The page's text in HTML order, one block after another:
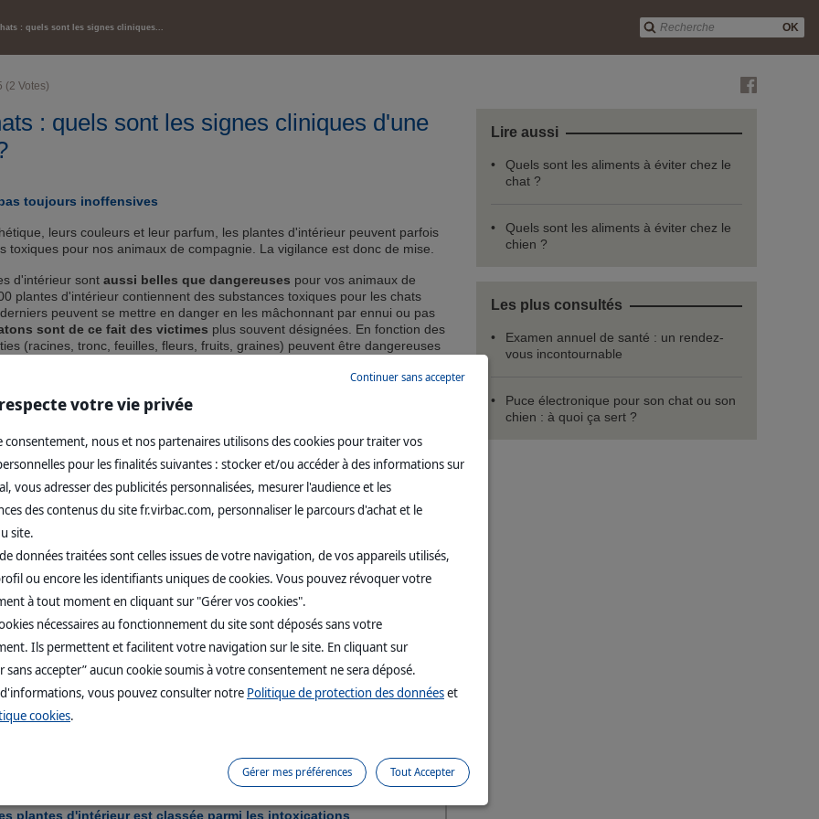
OK
: quels sont les signes cliniques...
(2 Votes)
: quels sont les signes cliniques d'une
toujours inoffensives
leurs couleurs et leur parfum, les plantes d'intérieur peuvent parfois
toxiques pour nos animaux de compagnie. La vigilance est donc de mise.
d'intérieur sont aussi belles que dangereuses pour vos animaux de
plantes d'intérieur contiennent des substances toxiques pour les chats
peuvent se mettre en danger en les mâchonnant par ennui ou pas
sont de ce fait des victimes plus souvent désignées. En fonction des
(racines, tronc, feuilles, fleurs, fruits, graines) peuvent être dangereuses
Cela dépend des composés toxiques en cause. Les fleurs coupées
sources d'intoxications.
varient en fonction de la cible de ces molécules toxiques. Certaines
d'autres présentent une toxicité digestive (yucca) ou hépatique. Pour
cardiaque (azalée).
c'est le contact avec la plante qui sera dangereux et provoquera des
symptômes d'une intoxication peuvent donc être très variables
convulsion, etc.
des urgences vétérinaires et imposent généralement deconduire
le vétérinaire. Parfois, sa survie dépend de la vitesse de réaction du
il n'existe pas d'antidote vis-à-vis du toxique ingéré par le chien et
(émétique, diurétique, lavage gastrique, fluidothérapie...) et
digestif, antibiotique...).
nécessaire.
plantes d'intérieur est classée parmi les intoxications
Lire aussi
Quels sont les aliments à éviter chez le
chat ?
Quels sont les aliments à éviter chez le
chien ?
Les plus consultés
Examen annuel de santé : un rendez-
vous incontournable
Puce électronique pour son chat ou son
chien : à quoi ça sert ?
votre vie privée
consentement, nous et nos partenaires utilisons des cookies pour traiter vos
pour les finalités suivantes : stocker et/ou accéder à des informations sur
vous adresser des publicités personnalisées, mesurer l'audience et les
des contenus du site fr.virbac.com, personnaliser le parcours d'achat et le
site.
données traitées sont celles issues de votre navigation, de vos appareils utilisés,
ou encore les identifiants uniques de cookies. Vous pouvez révoquer votre
à tout moment en cliquant sur "Gérer vos cookies".
nécessaires au fonctionnement du site sont déposés sans votre
Ils permettent et facilitent votre navigation sur le site. En cliquant sur
sans accepter” aucun cookie soumis à votre consentement ne sera déposé.
vous pouvez consulter notre Politique de protection des donnéeset
cookies.
Continuer sans accepter
Tout Accepter
Gérer mes préférences